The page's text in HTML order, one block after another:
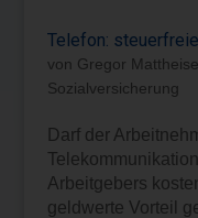
Telefon:
von Gregor
Sozialversicherung
Darf der
Arbeitgebers
geldwerte Vorteil